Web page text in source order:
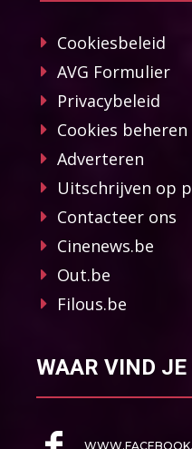
Cookiesbeleid
AVG Formulier
Privacybeleid
Cookies beheren
Adverteren
Uitschrijven op
Contacteer ons
Cinenews.be
Out.be
Filous.be
WAAR VIND JE